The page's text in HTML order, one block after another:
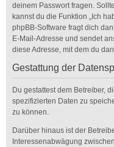
deinem Passwort fragen.
kannst du die Funktion „Ich
phpBB-Software fragt dich
E-Mail-Adresse und sendet
diese Adresse, mit dem du
Gestattung der
Du gestattest dem Betreiber,
spezifizierten Daten zu
zu können.
Darüber hinaus ist der
Interessenabwägung